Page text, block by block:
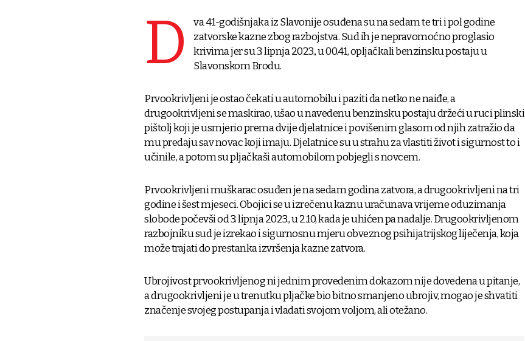
D
va 41-godišnjaka iz Slavonije osuđena su na sedam te tri i pol godine
zatvorske kazne zbog razbojstva. Sud ih je nepravomoćno proglasio
krivima jer su 3. lipnja 2023., u 00.41, opljačkali benzinsku postaju u
Slavonskom Brodu.
Prvookrivljeni je ostao čekati u automobilu i paziti da netko ne naiđe, a
drugookrivljeni se maskirao, ušao u navedenu benzinsku postaju držeći u ruci plinski
pištolj koji je usmjerio prema dvije djelatnice i povišenim glasom od njih zatražio da
mu predaju sav novac koji imaju. Djelatnice su u strahu za vlastiti život i sigurnost to i
učinile, a potom su pljačkaši automobilom pobjegli s novcem.
Prvookrivljeni muškarac osuđen je na sedam godina zatvora, a drugookrivljeni na tri
godine i šest mjeseci. Obojici se u izrečenu kaznu uračunava vrijeme oduzimanja
slobode počevši od 3. lipnja 2023., u 2.10, kada je uhićen pa nadalje. Drugookrivljenom
razbojniku sud je izrekao i sigurnosnu mjeru obveznog psihijatrijskog liječenja, koja
može trajati do prestanka izvršenja kazne zatvora.
Ubrojivost prvookrivljenog ni jednim provedenim dokazom nije dovedena u pitanje,
a drugookrivljeni je u trenutku pljačke bio bitno smanjeno ubrojiv, mogao je shvatiti
značenje svojeg postupanja i vladati svojom voljom, ali otežano.